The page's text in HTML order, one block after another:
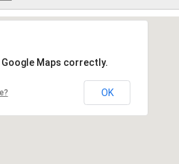
Maps correctly.
OK